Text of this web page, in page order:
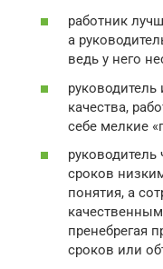
работник
а
ведь у него
качества,
себе мелкие
руководитель
сроков
понятия, а
пренебрегая
сроков или